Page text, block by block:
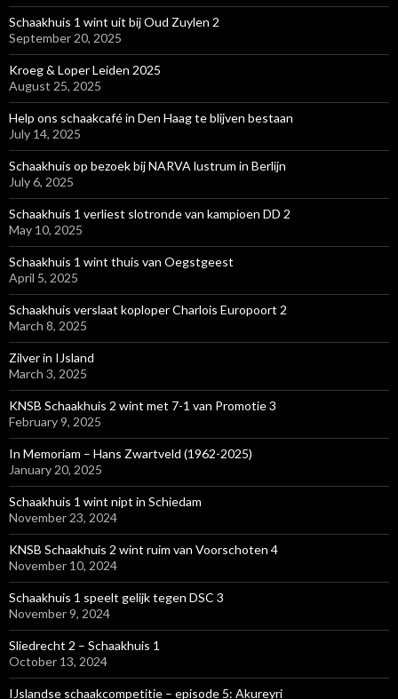
Schaakhuis 1 wint uit bij Oud Zuylen 2
September 20, 2025
Kroeg & Loper Leiden 2025
August 25, 2025
Help ons schaakcafé in Den Haag te blijven bestaan
July 14, 2025
Schaakhuis op bezoek bij NARVA lustrum in Berlijn
July 6, 2025
Schaakhuis 1 verliest slotronde van kampioen DD 2
May 10, 2025
Schaakhuis 1 wint thuis van Oegstgeest
April 5, 2025
Schaakhuis verslaat koploper Charlois Europoort 2
March 8, 2025
Zilver in IJsland
March 3, 2025
KNSB Schaakhuis 2 wint met 7-1 van Promotie 3
February 9, 2025
In Memoriam – Hans Zwartveld (1962-2025)
January 20, 2025
Schaakhuis 1 wint nipt in Schiedam
November 23, 2024
KNSB Schaakhuis 2 wint ruim van Voorschoten 4
November 10, 2024
Schaakhuis 1 speelt gelijk tegen DSC 3
November 9, 2024
Sliedrecht 2 – Schaakhuis 1
October 13, 2024
IJslandse schaakcompetitie – episode 5: Akureyri